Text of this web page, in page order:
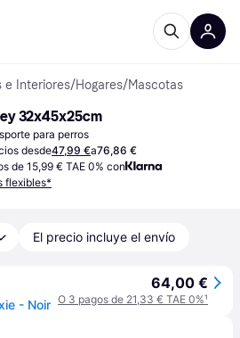
e Interiores/Hogares/Mascotas
32x45x25cm
para perros
desde47,99 €a76,86 €
de 15,99 € TAE 0% con
flexibles*
El precio incluye el envío
- Noir
64,00 €
O 3 pagos de 21,33 € TAE 0%¹